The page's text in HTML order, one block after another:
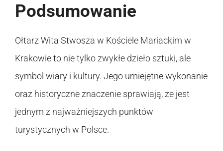
Podsumowanie
Ołtarz Wita Stwosza w Kościele Mariackim w
Krakowie to nie tylko zwykłe dzieło sztuki, ale
symbol wiary i kultury. Jego umiejętne wykonanie
oraz historyczne znaczenie sprawiają, że jest
jednym z najważniejszych punktów
turystycznych w Polsce.